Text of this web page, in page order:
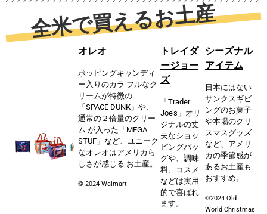
全⽶で買えるお⼟産
オレオ
ポッピングキャンディ
ー⼊りのカラ フルなク
リームが特徴の
「SPACE DUNK」や、
通常の２倍量のクリー
ム が⼊った「MEGA
STUF」など、ユニーク
なオレオはアメリカら
しさが感じる お⼟産。
© 2024 Walmart
トレイダ
ージョー
ズ
「Trader
Joe’s」オリ
ジナルの丈
夫なショッ
ピングバッ
グや、 調味
料、コスメ
などは実用
的で喜ばれ
ます。
シーズナル
アイテム
⽇本にはない
サンクスギビ
ングのお菓⼦
や本場のクリ
スマスグッズ
など、アメリ
カの季節感が
あるお⼟産も
おすすめ。
©️2024 Old
World Christmas